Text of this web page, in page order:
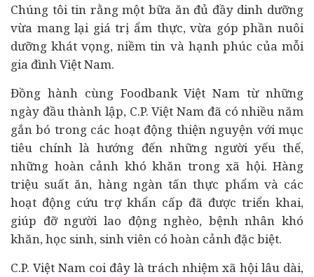
Chúng tôi tin rằng một bữa ăn đủ đầy dinh dưỡng
vừa mang lại giá trị ẩm thực, vừa góp phần nuôi
dưỡng khát vọng, niềm tin và hạnh phúc của mỗi
gia đình Việt Nam.
Đồng hành cùng Foodbank Việt Nam từ những
ngày đầu thành lập, C.P. Việt Nam đã có nhiều năm
gắn bó trong các hoạt động thiện nguyện với mục
tiêu chính là hướng đến những người yếu thế,
những hoàn cảnh khó khăn trong xã hội. Hàng
triệu suất ăn, hàng ngàn tấn thực phẩm và các
hoạt động cứu trợ khẩn cấp đã được triển khai,
giúp đỡ người lao động nghèo, bệnh nhân khó
khăn, học sinh, sinh viên có hoàn cảnh đặc biệt.
C.P. Việt Nam coi đây là trách nhiệm xã hội lâu dài,